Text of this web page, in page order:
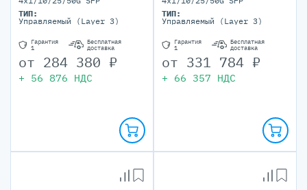
ТИП:
Управляемый (Layer 3)
Гарантия
1
Бесплатная
доставка
от 284 380 ₽
+ 56 876 НДС
ТИП:
Управляемый (Layer 3)
Гарантия
1
Бесплатная
доставка
от 331 784 ₽
+ 66 357 НДС